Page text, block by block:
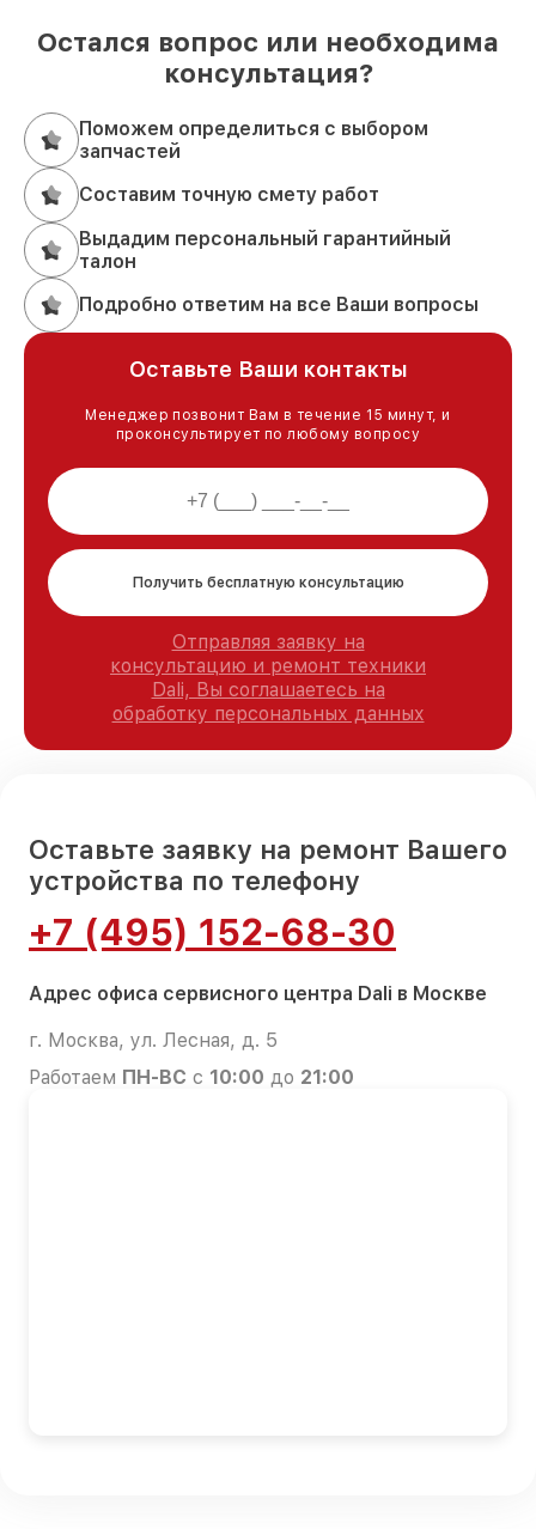
Остался вопрос или необходима
консультация?
Поможем определиться с выбором
запчастей
Составим точную смету работ
Выдадим персональный гарантийный
талон
Подробно ответим на все Ваши вопросы
Оставьте Ваши контакты
Менеджер позвонит Вам в течение 15 минут, и
проконсультирует по любому вопросу
Получить бесплатную консультацию
Отправляя заявку на
консультацию и ремонт техники
Dali, Вы соглашаетесь на
обработку персональных данных
Оставьте заявку на ремонт Вашего
устройства по телефону
+7 (495) 152-68-30
Адрес офиса сервисного центра Dali в Москве
г. Москва, ул. Лесная, д. 5
Работаем ПН-ВС с 10:00 до 21:00